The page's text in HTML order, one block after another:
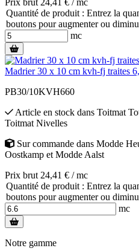
Quantité de produit : Entrez la
boutons pour augmenter ou
mc
Madrier 30 x 10 cm kvh-fj traites
PB30/10KVH660
Article en stock dans Toitmat
Toitmat Nivelles
Sur commande dans Modde
Oostkamp et Modde Aalst
Prix brut 24,41 € / mc
Quantité de produit : Entrez la
boutons pour augmenter ou
mc
Notre gamme